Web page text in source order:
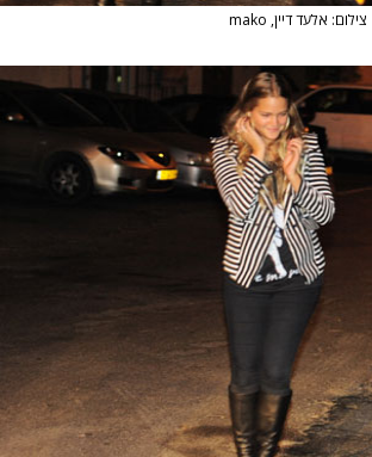
צילום: אלעד דיין, mako